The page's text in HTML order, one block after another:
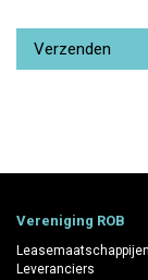
Vereniging ROB
Leasemaatschappijen
Leveranciers